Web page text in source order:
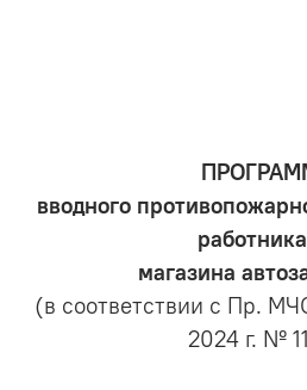
вводного
магазина
(в соответствии с Пр.
2024 г. №